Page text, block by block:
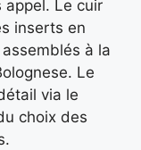
appel. Le cuir
inserts en
à la
Le
via le
choix des